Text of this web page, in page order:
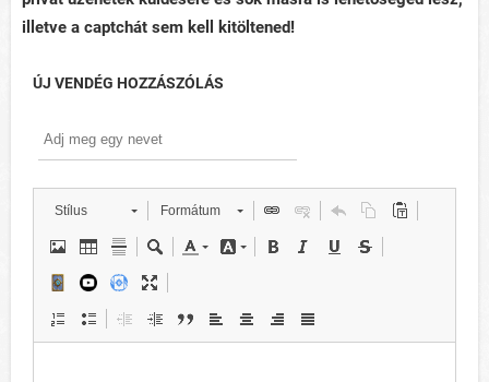
illetve a captchát sem kell kitöltened!
ÚJ VENDÉG HOZZÁSZÓLÁS
Stílus Formátum